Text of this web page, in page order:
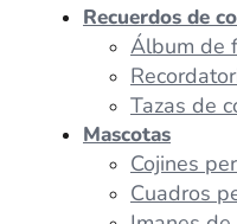
Recuerdos de
Álbum de
Tazas de
Mascotas
Cojines
Cuadros